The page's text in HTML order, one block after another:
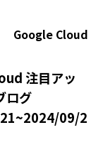
Google Cloud
注目アッ
ログ
09/2